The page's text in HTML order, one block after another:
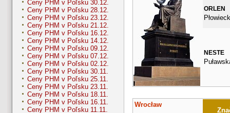
Ceny PHM v Poľsku 30.12.
Ceny PHM v Poľsku 28.12.
Ceny PHM v Poľsku 23.12.
Ceny PHM v Poľsku 21.12.
Ceny PHM v Poľsku 16.12.
Ceny PHM v Poľsku 14.12.
Ceny PHM v Poľsku 09.12.
Ceny PHM v Poľsku 07.12.
Ceny PHM v Poľsku 02.12.
Ceny PHM v Poľsku 30.11.
Ceny PHM v Poľsku 25.11.
Ceny PHM v Poľsku 23.11.
Ceny PHM v Poľsku 18.11.
Ceny PHM v Poľsku 16.11.
Ceny PHM v Poľsku 11.11.
ORLEN
NESTE
Wrocław